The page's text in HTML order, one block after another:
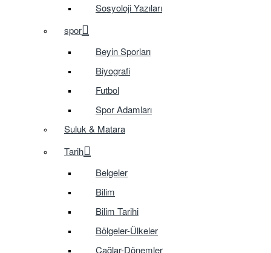
Sosyoloji Yazıları
spor
Beyin Sporları
Biyografi
Futbol
Spor Adamları
Suluk & Matara
Tarih
Belgeler
Bilim
Bilim Tarihi
Bölgeler-Ülkeler
Çağlar-Dönemler